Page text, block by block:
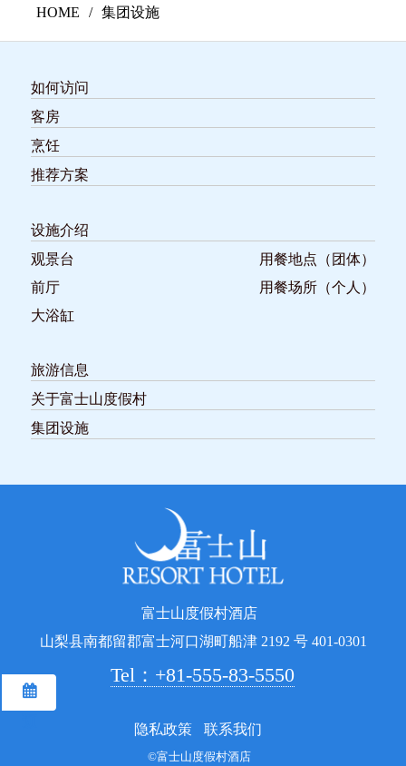
HOME 集团设施
预订
如何访问
客房
烹饪
推荐方案
设施介绍
观景台
前厅
大浴缸
用餐地点（团体）
用餐场所（个人）
旅游信息
关于富士山度假村
集团设施
富士山度假村酒店
山梨县南都留郡富士河口湖町船津 2192 号 401-0301
Tel：+81-555-83-5550
隐私政策 联系我们
©富士山度假村酒店